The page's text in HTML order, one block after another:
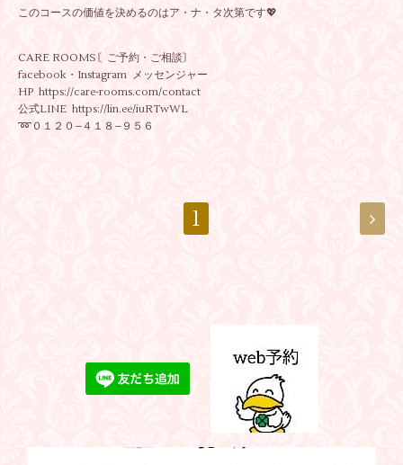
このコースの価値を決めるのはア・ナ・タ次第です💖
CARE ROOMS〘ご予約・ご相談〙
facebook・Instagram メッセンジャー
HP https://care-rooms.com/contact
公式LINE https://lin.ee/iuRTwWL
➿️０１２０−４１８−９５６
1